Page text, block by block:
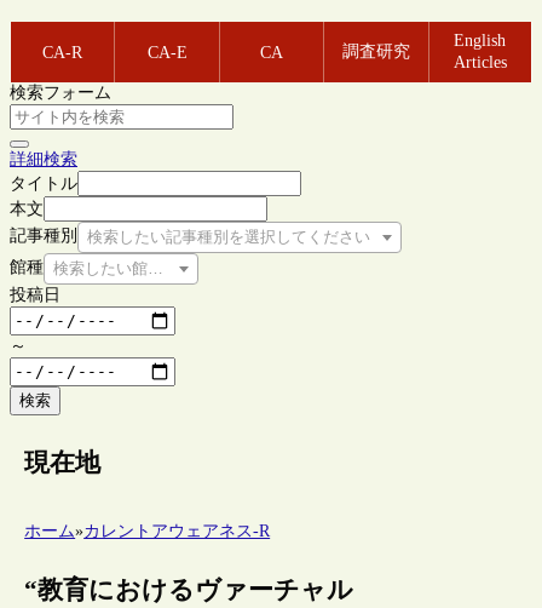
CA-R CA-E CA 調査研究
English
Articles
検索フォーム
詳細検索
タイトル
本文
記事種別
検索したい記事種別を選択してください
館種 検索したい館種を選択してください
投稿日
～
検索
現在地
ホーム»カレントアウェアネス-R
“教育におけるヴァーチャル